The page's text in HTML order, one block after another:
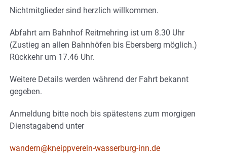
Nichtmitglieder sind herzlich willkommen.
Abfahrt am Bahnhof Reitmehring ist um 8.30 Uhr
(Zustieg an allen Bahnhöfen bis Ebersberg möglich.)
Rückkehr um 17.46 Uhr.
Weitere Details werden während der Fahrt bekannt
gegeben.
Anmeldung bitte noch bis spätestens zum morgigen
Dienstagabend unter
wandern@kneippverein-wasserburg-inn.de